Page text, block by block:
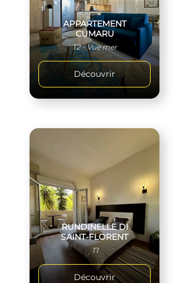
APPARTEMENT
CUMARU
T2 - Vue mer
Découvrir
RUNDINELLE DI
SAINT-FLORENT
T1
Découvrir